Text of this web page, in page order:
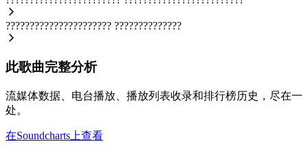
?????????????????????? ??????????????
此歌曲完整分析
流媒体数据、电台播放、播放列表收录和排行榜历史，尽在一
处。
在Soundcharts上查看